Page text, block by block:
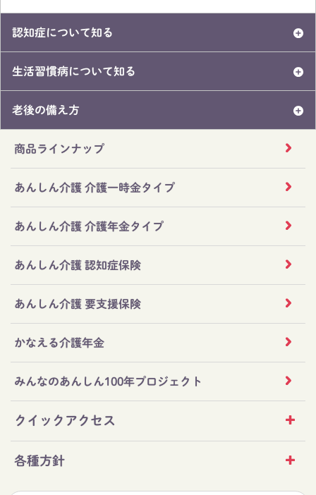
認知症について知る
生活習慣病について知る
老後の備え方
商品ラインナップ
あんしん介護 介護一時金タイプ
あんしん介護 介護年金タイプ
あんしん介護 認知症保険
あんしん介護 要支援保険
かなえる介護年金
みんなのあんしん100年プロジェクト
クイックアクセス
各種方針